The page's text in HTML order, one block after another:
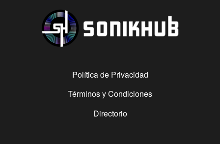
Política de Privacidad
Términos y Condiciones
Directorio